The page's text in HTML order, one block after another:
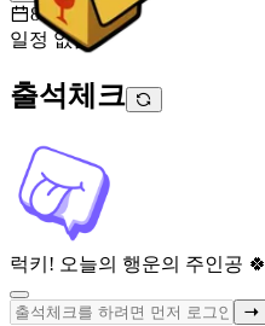
8월 8일 [토]
일정 없음
출석체크
럭키! 오늘의 행운의 주인공 🍀